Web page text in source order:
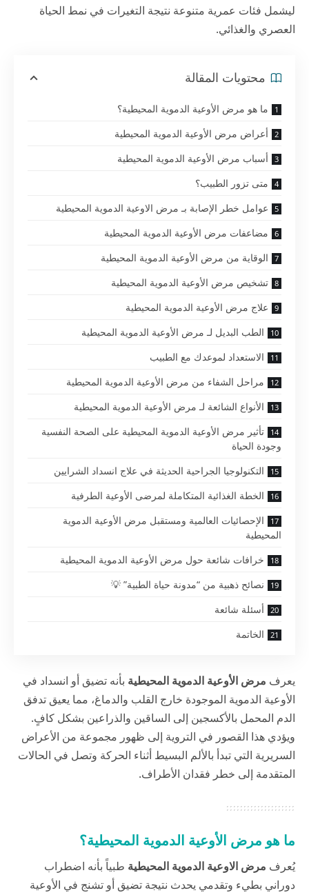
ليشمل فئات عمرية متنوعة نتيجة التغيرات في نمط الحياة
العصري والغذائي.
محتويات المقالة
ما هو مرض الأوعية الدموية المحيطية؟
أعراض مرض الأوعية الدموية المحيطية
أسباب مرض الأوعية الدموية المحيطية
متى تزور الطبيب؟
عوامل خطر الإصابة بـ مرض الاوعية الدموية المحيطية
مضاعفات مرض الأوعية الدموية المحيطية
الوقاية من مرض الأوعية الدموية المحيطية
تشخيص مرض الأوعية الدموية المحيطية
علاج مرض الأوعية الدموية المحيطية
الطب البديل لـ مرض الأوعية الدموية المحيطية
الاستعداد لموعدك مع الطبيب
مراحل الشفاء من مرض الأوعية الدموية المحيطية
الأنواع الشائعة لـ مرض الأوعية الدموية المحيطية
تأثير مرض الأوعية الدموية المحيطية على الصحة النفسية
وجودة الحياة
التكنولوجيا الجراحية الحديثة في علاج انسداد الشرايين
الخطة الغذائية المتكاملة لمرضى الأوعية الطرفية
الإحصائيات العالمية ومستقبل مرض الأوعية الدموية
المحيطية
خرافات شائعة حول مرض الأوعية الدموية المحيطية
نصائح ذهبية من “مدونة حياة الطبية” 💡
أسئلة شائعة
الخاتمة
يعرف مرض الأوعية الدموية المحيطية بأنه تضيق أو انسداد في
الأوعية الدموية الموجودة خارج القلب والدماغ، مما يعيق تدفق
الدم المحمل بالأكسجين إلى الساقين والذراعين بشكل كافٍ.
ويؤدي هذا القصور في التروية إلى ظهور مجموعة من الأعراض
السريرية التي تبدأ بالألم البسيط أثناء الحركة وتصل في الحالات
المتقدمة إلى خطر فقدان الأطراف.
ما هو مرض الأوعية الدموية المحيطية؟
يُعرف مرض الاوعية الدموية المحيطية طبياً بأنه اضطراب
دوراني بطيء وتقدمي يحدث نتيجة تضيق أو تشنج في الأوعية